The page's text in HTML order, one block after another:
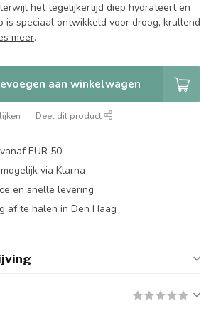
het tegelijkertijd diep hydrateert en
is speciaal ontwikkeld voor droog, krullend
meer.
aan winkelwagen
Deel dit product
EUR 50,-
via Klarna
en snelle levering
af te halen in Den Haag